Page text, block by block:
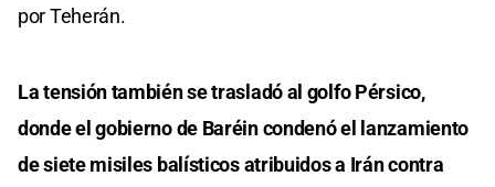
por Teherán.
La tensión también se trasladó al golfo Pérsico,
donde el gobierno de Baréin condenó el lanzamiento
de siete misiles balísticos atribuidos a Irán contra